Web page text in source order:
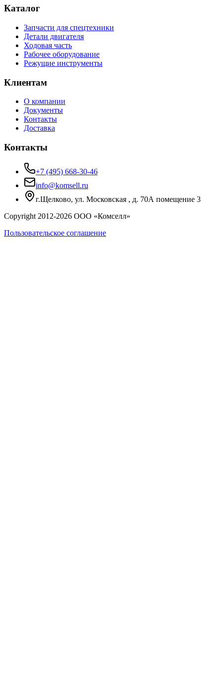
Каталог
Запчасти для спецтехники
Детали двигателя
Ходовая часть
Рабочее оборудование
Режущие инструменты
Клиентам
О компании
Документы
Контакты
Доставка
Контакты
+7 (495) 668-30-46
info@komsell.ru
г.Щелково, ул. Московская , д. 70А помещение 3
Copyright 2012-2026 ООО «Комселл»
Пользовательское соглашение